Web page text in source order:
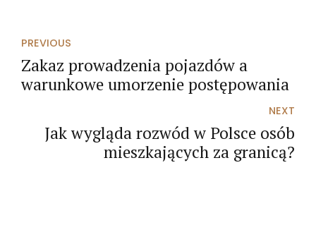
PREVIOUS
Zakaz prowadzenia pojazdów a
warunkowe umorzenie postępowania
NEXT
Jak wygląda rozwód w Polsce osób
mieszkających za granicą?